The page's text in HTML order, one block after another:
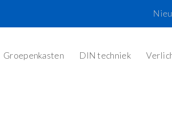
Groepenkasten DIN techniek